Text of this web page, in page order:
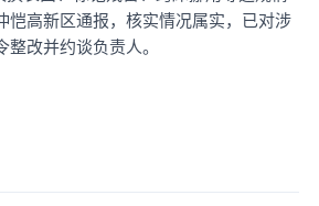
恺高新区通报，核实情况属实，已对涉
改并约谈负责人。